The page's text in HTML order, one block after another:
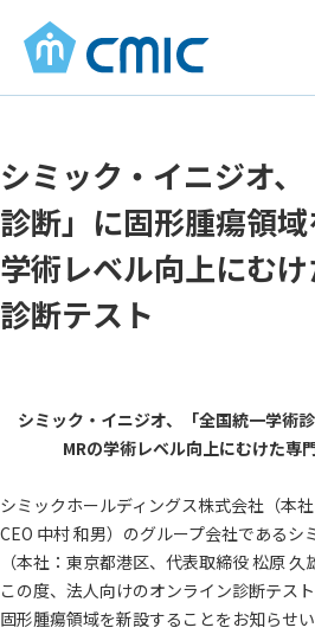
シミック・イニジオ
診断」に固形腫瘍領
学術レベル向上にむ
診断テスト
シミック・イニジオ、「全国統一学術
MRの学術レベル向上にむけた専
シミックホールディングス株式会社（本
CEO 中村 和男）のグループ会社である
（本社：東京都港区、代表取締役 松原 久
この度、法人向けのオンライン診断テス
固形腫瘍領域を新設することをお知らせ